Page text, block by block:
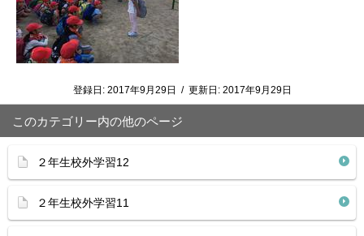
登録日: 2017年9月29日 / 更新日: 2017年9月29日
このカテゴリー内の他のページ
２年生校外学習12
２年生校外学習11